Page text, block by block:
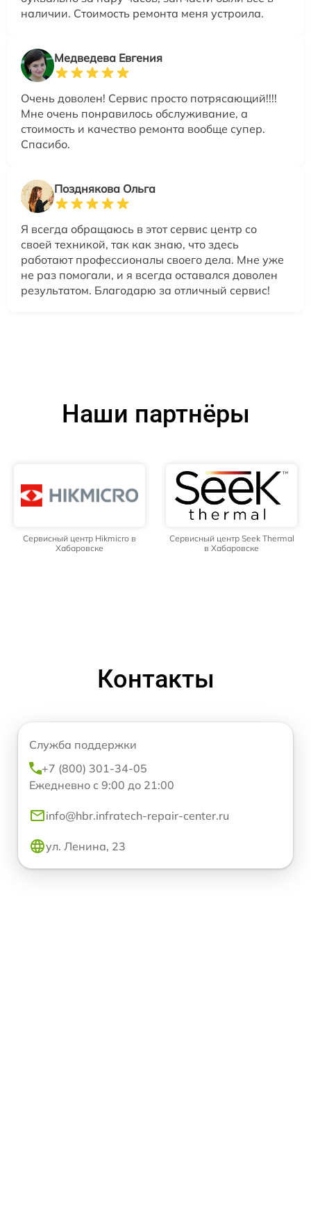
наличии. Стоимость ремонта меня устроила.
Медведева Евгения
Очень доволен! Сервис просто потрясающий!!!!
Мне очень понравилось обслуживание, а
стоимость и качество ремонта вообще супер.
Спасибо.
Позднякова Ольга
Я всегда обращаюсь в этот сервис центр со
своей техникой, так как знаю, что здесь
работают профессионалы своего дела. Мне уже
не раз помогали, и я всегда оставался доволен
результатом. Благодарю за отличный сервис!
Наши партнёры
Сервисный центр Hikmicro в
Хабаровске
Сервисный центр Seek Thermal
в Хабаровске
Контакты
Служба поддержки
+7 (800) 301-34-05
Ежедневно с 9:00 до 21:00
info@hbr.infratech-repair-center.ru
ул. Ленина, 23